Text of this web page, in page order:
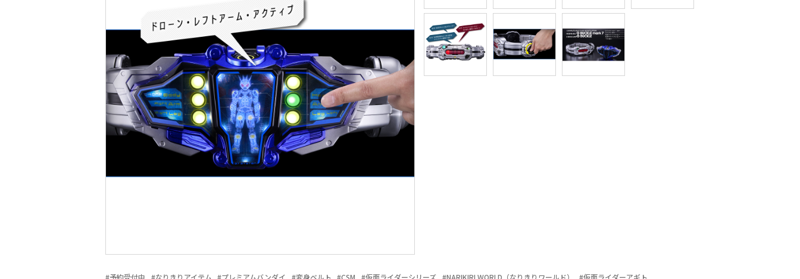
#予約受付中 #なりきりアイテム #プレミアムバンダイ #変身ベルト #CSM #仮面ライダーシリーズ #NARIKIRI WORLD（なりきりワールド） #仮面ライダーアギト